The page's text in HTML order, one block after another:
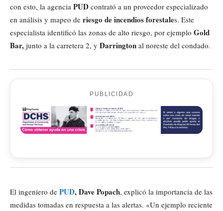
con esto, la agencia PUD contrató a un proveedor especializado
en análisis y mapeo de riesgo de incendios forestales. Este
especialista identificó las zonas de alto riesgo, por ejemplo Gold
Bar, junto a la carretera 2, y Darrington al noreste del condado.
PUBLICIDAD
El ingeniero de PUD,Dave Popach, explicó la importancia de las
medidas tomadas en respuesta a las alertas. «Un ejemplo reciente